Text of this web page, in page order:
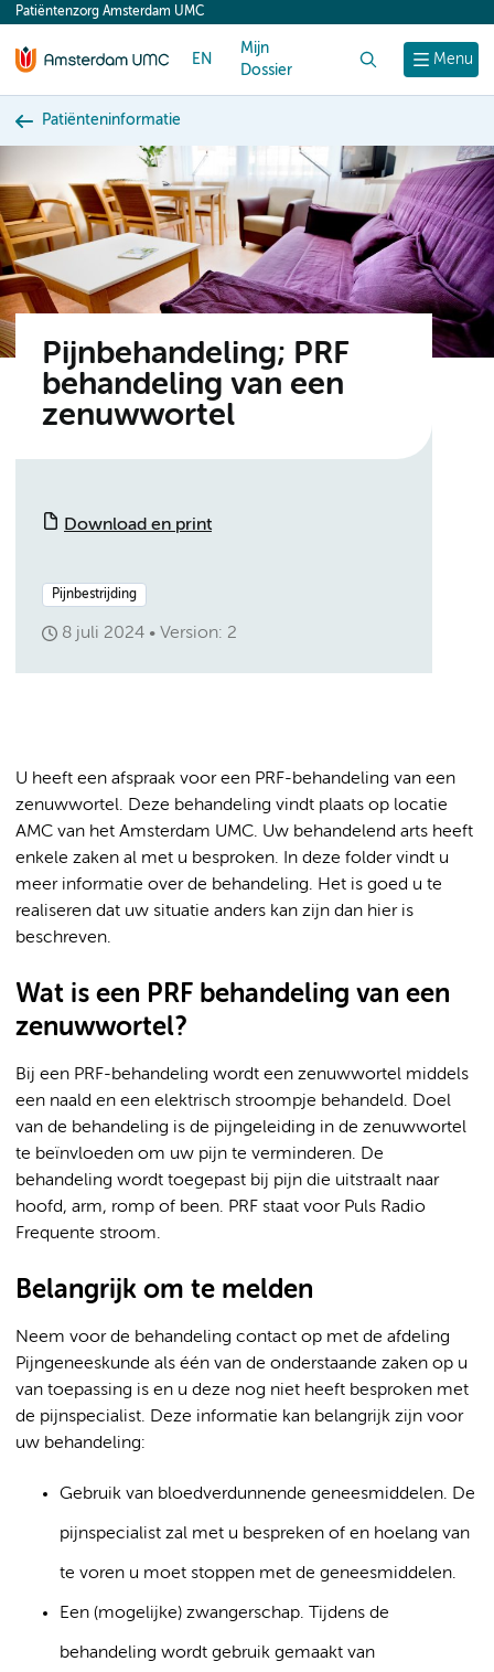
content
Menu
Patiëntenzorg Amsterdam UMC
EN
Mijn
Dossier
Patiënteninformatie
Pijnbehandeling; PRF
behandeling van een
zenuwwortel
Download en print
Pijnbestrijding
8 juli 2024 Version: 2
U heeft een afspraak voor een PRF-behandeling van een
zenuwwortel. Deze behandeling vindt plaats op locatie
AMC van het Amsterdam UMC. Uw behandelend arts heeft
enkele zaken al met u besproken. In deze folder vindt u
meer informatie over de behandeling. Het is goed u te
realiseren dat uw situatie anders kan zijn dan hier is
beschreven.
Wat is een PRF behandeling van een
zenuwwortel?
Bij een PRF-behandeling wordt een zenuwwortel middels
een naald en een elektrisch stroompje behandeld. Doel
van de behandeling is de pijngeleiding in de zenuwwortel
te beïnvloeden om uw pijn te verminderen. De
behandeling wordt toegepast bij pijn die uitstraalt naar
hoofd, arm, romp of been. PRF staat voor Puls Radio
Frequente stroom.
Belangrijk om te melden
Neem voor de behandeling contact op met de afdeling
Pijngeneeskunde als één van de onderstaande zaken op u
van toepassing is en u deze nog niet heeft besproken met
de pijnspecialist. Deze informatie kan belangrijk zijn voor
uw behandeling:
Gebruik van bloedverdunnende geneesmiddelen. De
pijnspecialist zal met u bespreken of en hoelang van
te voren u moet stoppen met de geneesmiddelen.
Een (mogelijke) zwangerschap. Tijdens de
behandeling wordt gebruik gemaakt van